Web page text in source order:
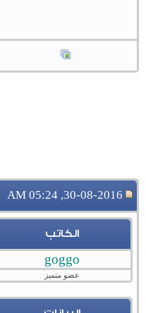
30-08-2016, 05:24 AM
الكاتب
goggo
عضو متميز